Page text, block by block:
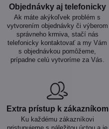
Objednávky aj telefonicky
Ak máte akýkoľvek problém s
vytvorením objednávky či výberom
správneho krmiva, stačí nás
telefonicky kontaktovať a my Vám
s objednávkou pomôžeme,
prípadne celú vytvoríme za Vás.
Extra prístup k zákazníkom
Ku každému zákazníkovi